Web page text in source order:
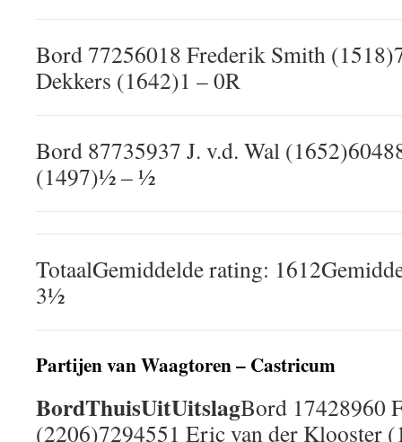
Bord 77256018 Frederik Smith
Dekkers (1642)1 – 0R
Bord 87735937 J. v.d. Wal
(1497)½ – ½
TotaalGemiddelde rating:
3½
Partijen van Waagtoren – Castricum
BordThuisUitUitslagBord 17428960
(2206)7294551 Eric van der Klooster